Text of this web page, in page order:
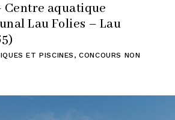
Centre aquatique
Lau Folies – Lau
ET PISCINES ,CONCOURS NON